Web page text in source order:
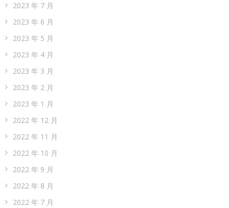
2023 年 7 月
2023 年 6 月
2023 年 5 月
2023 年 4 月
2023 年 3 月
2023 年 2 月
2023 年 1 月
2022 年 12 月
2022 年 11 月
2022 年 10 月
2022 年 9 月
2022 年 8 月
2022 年 7 月